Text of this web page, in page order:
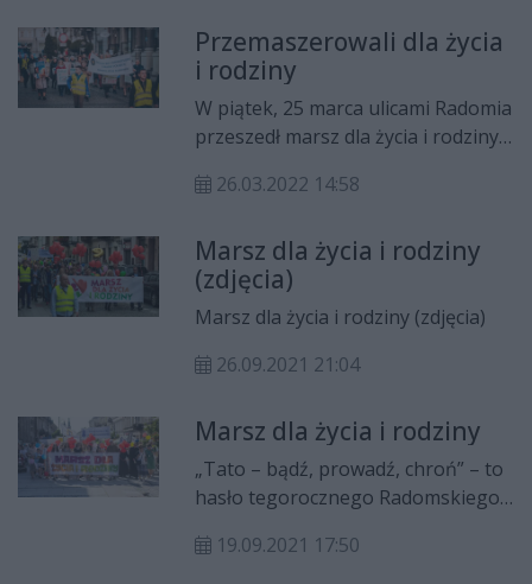
rodzinny na placu Corazziego.
Przemaszerowali dla życia
i rodziny
W piątek, 25 marca ulicami Radomia
przeszedł marsz dla życia i rodziny z
26.03.2022 14:58
Marsz dla życia i rodziny
(zdjęcia)
Marsz dla życia i rodziny (zdjęcia)
26.09.2021 21:04
Marsz dla życia i rodziny
„Tato – bądź, prowadź, chroń” – to
hasło tegorocznego Radomskiego
wyjątkowe wydarzenie jest świętem
19.09.2021 17:50